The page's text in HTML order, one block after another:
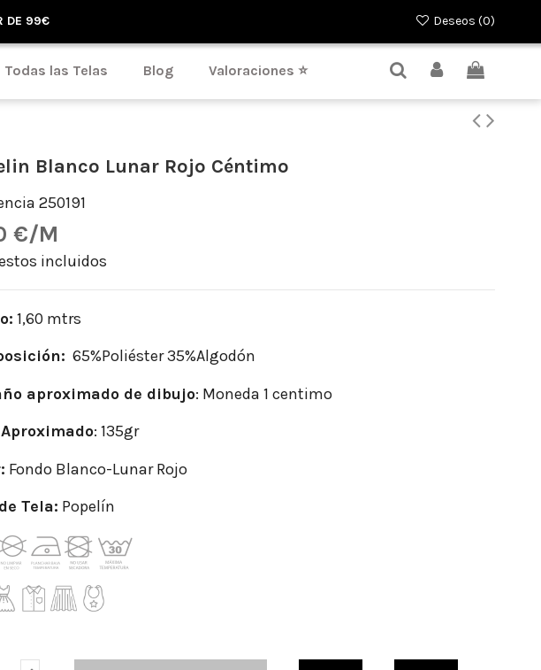
DE 99€ Deseos (0)
Todas las Telas Blog Valoraciones ⭐
Blanco Lunar Rojo Céntimo
250191
€/M
incluidos
1,60 mtrs
65%Poliéster 35%Algodón
aproximado de dibujo: Moneda 1 centimo
Aproximado: 135gr
Fondo Blanco-Lunar Rojo
Tela: Popelín